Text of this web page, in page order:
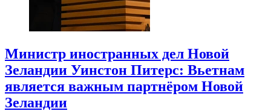
Министр иностранных дел Новой
Зеландии Уинстон Питерс: Вьетнам
является важным партнёром Новой
Зеландии